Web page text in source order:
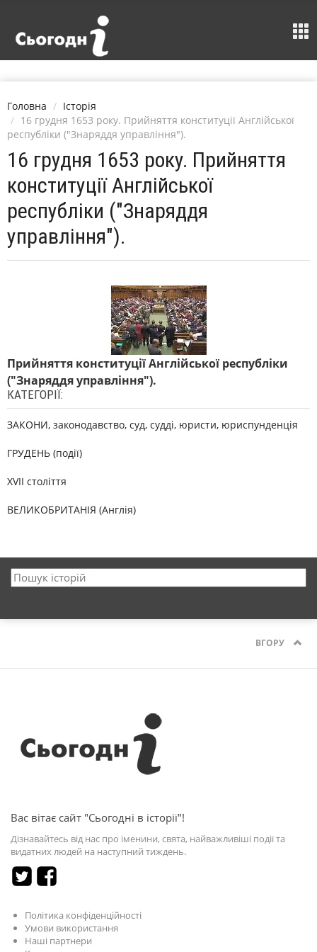
Головна
Історія
16 грудня 1653 року. Прийняття конституції Англійської
республіки ("Знаряддя управління").
16 грудня 1653 року. Прийняття
конституції Англійської
республіки ("Знаряддя
управління").
Прийняття конституції Англійської республіки
("Знаряддя управління").
КАТЕГОРІЇ:
ЗАКОНИ, законодавство, суд, судді, юристи, юриспунденція
ГРУДЕНЬ (події)
XVII століття
ВЕЛИКОБРИТАНІЯ (Англія)
ВГОРУ
Вас вітає сайт "Сьогодні в історії"!
Дізнавайтесь від нас про іменини, свята, найважливіші події та
видатних людей на наступний тиждень.
Політика конфіденційності
Умови використання
Наші партнери